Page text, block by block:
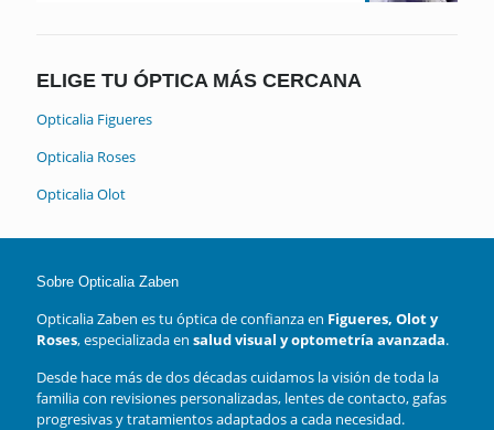
ELIGE TU ÓPTICA MÁS CERCANA
Opticalia Figueres
Opticalia Roses
Opticalia Olot
Sobre Opticalia Zaben
Opticalia Zaben es tu óptica de confianza en Figueres, Olot y
Roses, especializada en salud visual y optometría avanzada.
Desde hace más de dos décadas cuidamos la visión de toda la
familia con revisiones personalizadas, lentes de contacto, gafas
progresivas y tratamientos adaptados a cada necesidad.